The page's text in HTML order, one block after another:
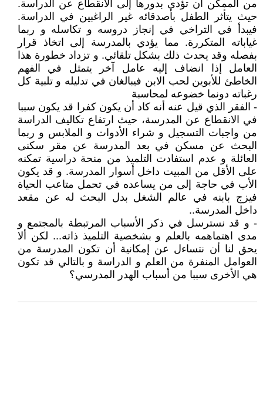
من الممكن أن تؤدي بدورها إلى الانقطاع عن الدراسة.
حيث يتأثر الطفل بأصدقائه غير الراغبين في الدراسة.
فيبدأ في التراخي في إنجاز دروسه و تكاسله و ربما
غياباته المتكررة. مما يؤدي بالمدرسة إلى اتخاذ قرار
بفصله وقد يحدث ذلك بشكل تلقائي. و تزداد خطورة هذا
العامل إذا انضاف إليه عامل آخر يتمثل في الفهم
الخاطئ للأبوين لحب الابن فيبالغان في تدليله و تلبية كل
رغباته دونما خضوعه لمحاسبة
- الفقر الذي قيل عنه أنه كاد أن يكون كفرا قد يكون سببا
في الانقطاع عن المدرسة، حيث ارتفاع تكاليف الدراسة
من واجبات التسجيل و شراء الأدوات و الملابس و ربما
البحث عن مسكن في بعد المدرسة عن مقر سكنى
العائلة و عدم استفادت التلميذ من منحة دراسية تمكنه
على الأقل من المبيت داخل أسوار المدرسة. و قد يكون
الأب في حاجة إلى من يساعده في تحمل متاعب الحياة
فيزج بابنه في عالم الشغل بدل البحث له عن مقعد
داخل المدرسة..
- و قد نسترسل في ذكر الأسباب المرتبطة بالمجتمع و
مدى اهتماهمه بالعلم و بشخصية التلميذ ذاته... لكن ألا
يحق لنا أن نتساءل عن إمكانية أن تكون المدرسة من
العوامل المنفرة من العلم و الدراسة و بالتالي قد تكون
هي الأخرى سببا من أسباب الهدر المدرسي؟